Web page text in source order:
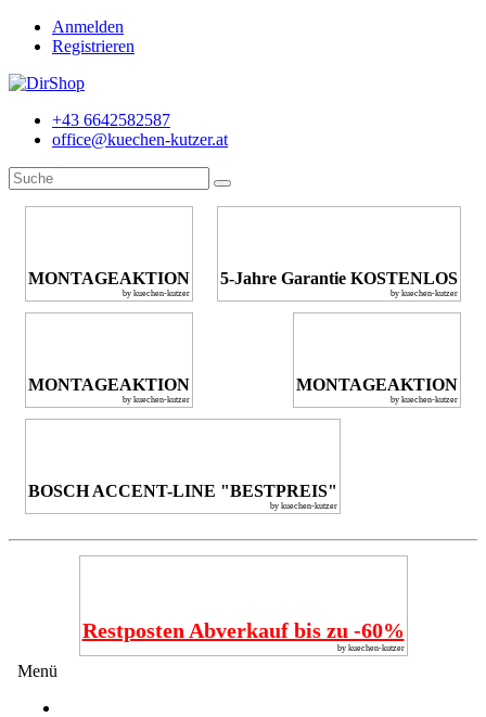
Anmelden
Registrieren
+43 6642582587
office@kuechen-kutzer.at
MONTAGEAKTION
by kuechen-kutzer
5-Jahre Garantie KOSTENLOS
by kuechen-kutzer
MONTAGEAKTION
by kuechen-kutzer
MONTAGEAKTION
by kuechen-kutzer
BOSCH ACCENT-LINE "BESTPREIS"
by kuechen-kutzer
Restposten Abverkauf bis zu -60%
by kuechen-kutzer
Menü